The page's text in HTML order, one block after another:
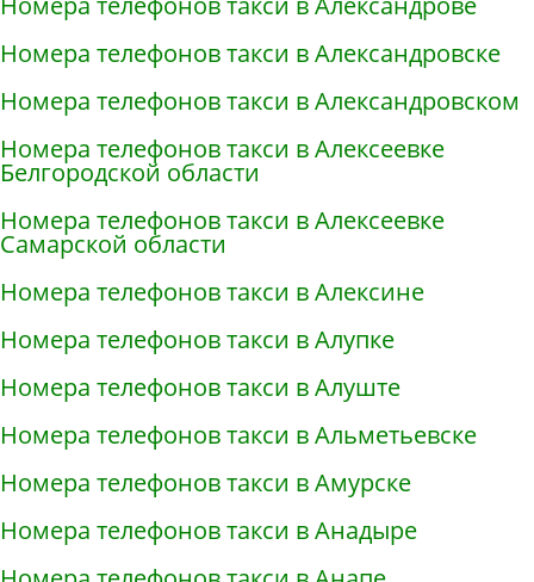
Номера телефонов такси в Александровске
Номера телефонов такси в Александровском
Номера телефонов такси в Алексеевке
Белгородской области
Номера телефонов такси в Алексеевке
Самарской области
Номера телефонов такси в Алексине
Номера телефонов такси в Алупке
Номера телефонов такси в Алуште
Номера телефонов такси в Альметьевске
Номера телефонов такси в Амурске
Номера телефонов такси в Анадыре